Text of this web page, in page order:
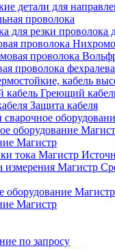
детали для
проволока
проволока
кабель
Греющий
Защита кабеля
сварочное
Магистр
Магистр
по запросу